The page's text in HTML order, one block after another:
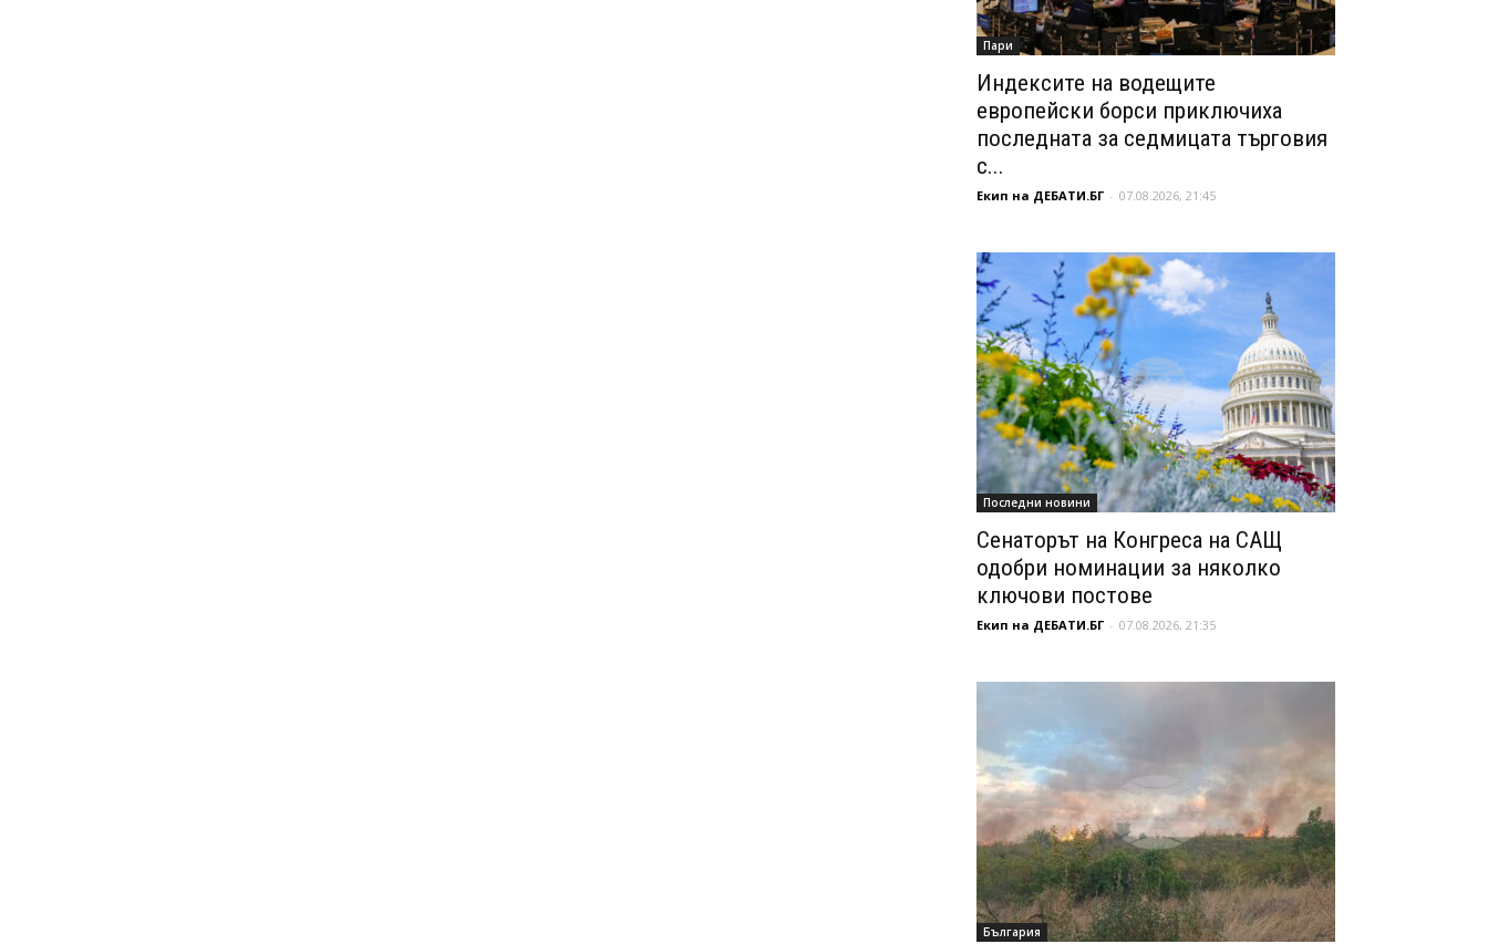
Пари
Индексите на водещите
европейски борси приключиха
последната за седмицата търговия
с...
Екип на ДЕБАТИ.БГ - 07.08.2026, 21:45
Последни новини
Сенаторът на Конгреса на САЩ
одобри номинации за няколко
ключови постове
Екип на ДЕБАТИ.БГ - 07.08.2026, 21:35
България